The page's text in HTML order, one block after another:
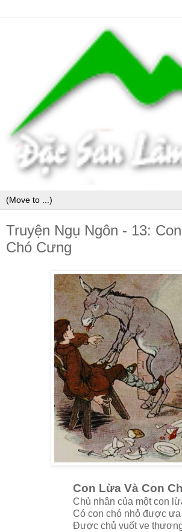
Truyện Ngụ Ngôn - 13:
Chó Cưng
Con Lừa Và Con
Chủ nhân của một con
Có con chó nhỏ được
Được chủ vuốt ve